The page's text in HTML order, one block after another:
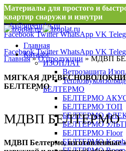
Материалы для простого и
квартир снаружи и изнутри
info@greenplat.ru
Facebook Twitter WhatsApp VK
8 996 533 10 46
Facebook Twitter WhatsApp VK
Главная
Каталог
ИЗОПЛАТ
Ветрозащита
БЕЛТЕРМО
БЕЛТЕРМО
БЕЛТЕРМО ТОП
БЕЛТЕРМО
БЕЛТЕРМО
БЕЛТЕРМО Floor
БЕЛТЕРМО
Главная»О продукции »МДВП
МЯГКАЯ
БЕЛТЕРМО
МДВП БЕЛТЕРМО
МДВП Белтермо, изготовленные